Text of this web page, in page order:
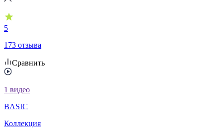
5
173 отзыва
Сравнить
1 видео
BASIC
Коллекция